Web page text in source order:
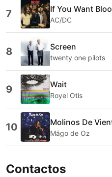
7 If You Want
AC/DC
8 Screen
twenty one pilots
9 Wait
Royel Otis
10 Molinos De
Mägo de Oz
Contactos